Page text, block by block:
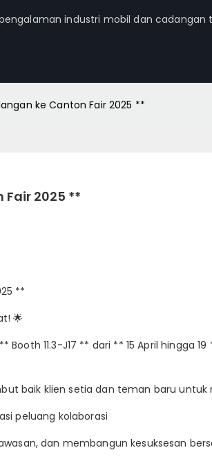
industri mobil dan cadangan
ke Canton Fair 2025 **
Fair 2025 **
**
🌟
Booth 11.3-J17 ** dari ** 15 April hingga
baik klien setia dan teman baru untuk
peluang kolaborasi
dan membangun kesuksesan